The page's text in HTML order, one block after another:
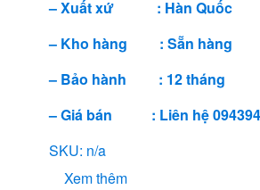
– Xuất xứ : Hàn Quốc
– Kho hàng : Sẵn hàng
– Bảo hành : 12 tháng
– Giá bán : Liên hệ
SKU: n/a
Xem thêm